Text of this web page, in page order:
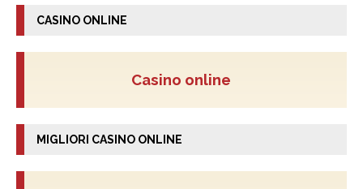
CASINO ONLINE
Casino online
MIGLIORI CASINO ONLINE